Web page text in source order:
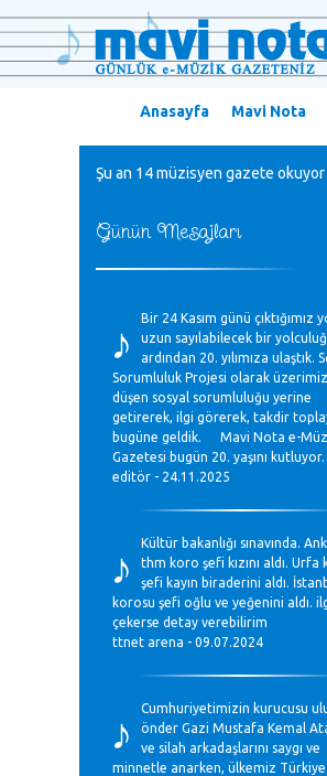
Anasayfa Mavi Nota
Şu an 14 müzisyen gazete okuyor
Günün Mesajları
♪
Bir 24 Kasım günü çıktığımız
uzun sayılabilecek bir
ardından 20. yılımıza ulaştık.
Sorumluluk Projesi olarak
düşen sosyal sorumluluğu yerine
getirerek, ilgi görerek, takdir
bugüne geldik. Mavi Nota e-
Gazetesi bugün 20. yaşını kutluyor.
editör - 24.11.2025
♪
Kültür bakanlığı sınavında.
thm koro şefi kızını aldı. Urfa
şefi kayın biraderini aldı.
korosu şefi oğlu ve yeğenini aldı.
çekerse detay verebilirim
ttnet arena - 09.07.2024
♪
Cumhuriyetimizin kurucusu
önder Gazi Mustafa Kemal
ve silah arkadaşlarını saygı ve
minnetle anarken, ülkemiz Türkiye